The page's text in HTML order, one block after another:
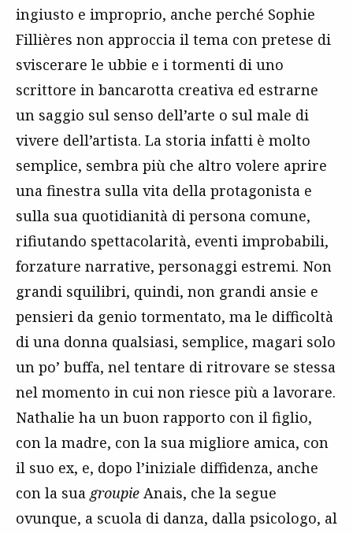
ingiusto e improprio, anche perché Sophie
Fillières non approccia il tema con pretese di
sviscerare le ubbie e i tormenti di uno
scrittore in bancarotta creativa ed estrarne
un saggio sul senso dell’arte o sul male di
vivere dell’artista. La storia infatti è molto
semplice, sembra più che altro volere aprire
una finestra sulla vita della protagonista e
sulla sua quotidianità di persona comune,
rifiutando spettacolarità, eventi improbabili,
forzature narrative, personaggi estremi. Non
grandi squilibri, quindi, non grandi ansie e
pensieri da genio tormentato, ma le difficoltà
di una donna qualsiasi, semplice, magari solo
un po’ buffa, nel tentare di ritrovare se stessa
nel momento in cui non riesce più a lavorare.
Nathalie ha un buon rapporto con il figlio,
con la madre, con la sua migliore amica, con
il suo ex, e, dopo l’iniziale diffidenza, anche
con la sua groupie Anais, che la segue
ovunque, a scuola di danza, dalla psicologo, al